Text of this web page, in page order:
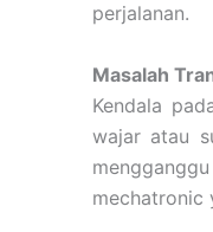
perjalanan.
Masalah
Kendala
wajar atau
mechatronic